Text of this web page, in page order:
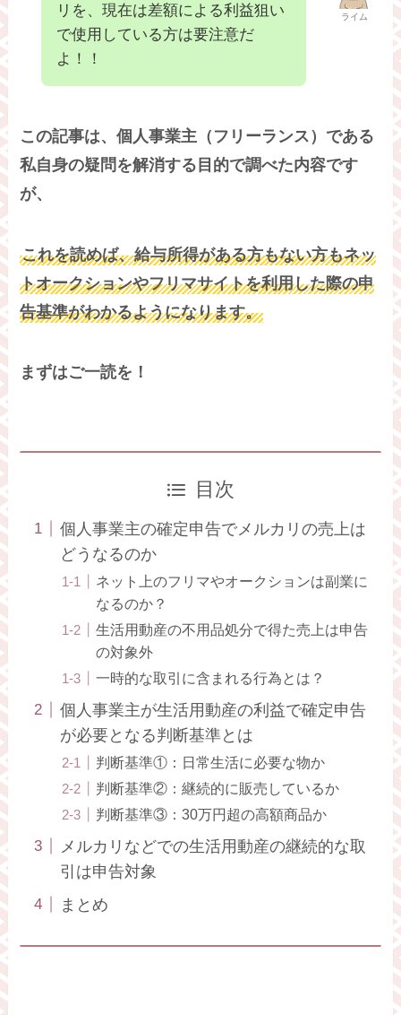
ライム
リを、現在は差額による利益狙い
で使用している方は要注意だ
よ！！
この記事は、個人事業主（フリーランス）である
私自身の疑問を解消する目的で調べた内容です
が、
これを読めば、給与所得がある方もない方もネッ
トオークションやフリマサイトを利用した際の申
告基準がわかるようになります。
まずはご一読を！
目次
個人事業主の確定申告でメルカリの売上は
どうなるのか
ネット上のフリマやオークションは副業に
なるのか？
生活用動産の不用品処分で得た売上は申告
の対象外
一時的な取引に含まれる行為とは？
個人事業主が生活用動産の利益で確定申告
が必要となる判断基準とは
判断基準①：日常生活に必要な物か
判断基準②：継続的に販売しているか
判断基準③：30万円超の高額商品か
メルカリなどでの生活用動産の継続的な取
引は申告対象
まとめ